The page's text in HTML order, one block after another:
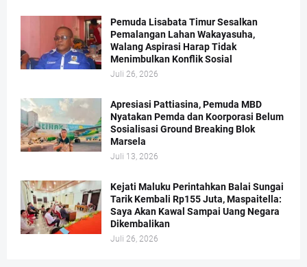
Pemuda Lisabata Timur Sesalkan
Pemalangan Lahan Wakayasuha,
Walang Aspirasi Harap Tidak
Menimbulkan Konflik Sosial
Juli 26, 2026
Apresiasi Pattiasina, Pemuda MBD
Nyatakan Pemda dan Koorporasi Belum
Sosialisasi Ground Breaking Blok
Marsela
Juli 13, 2026
Kejati Maluku Perintahkan Balai Sungai
Tarik Kembali Rp155 Juta, Maspaitella:
Saya Akan Kawal Sampai Uang Negara
Dikembalikan
Juli 26, 2026